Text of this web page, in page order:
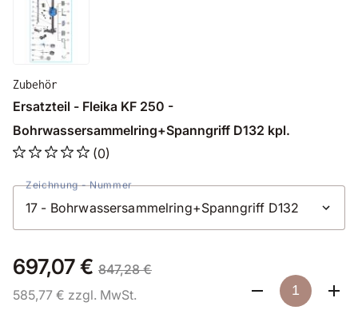
Zubehör
Ersatzteil - Fleika KF 250 -
Bohrwassersammelring+Spanngriff D132 kpl.
(0)
Zeichnung - Nummer
697,07 € 847,28 €
585,77 € zzgl. MwSt.